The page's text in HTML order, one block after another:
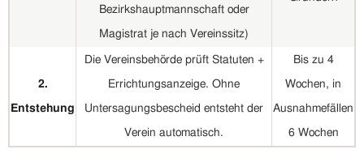
Bezirkshauptmannschaft oder
Magistrat je nach Vereinssitz)
2.
Entstehung
Die Vereinsbehörde prüft Statuten +
Errichtungsanzeige. Ohne
Untersagungsbescheid entsteht der
Verein automatisch.
Bis zu 4
Wochen, in
Ausnahmefällen
6 Wochen